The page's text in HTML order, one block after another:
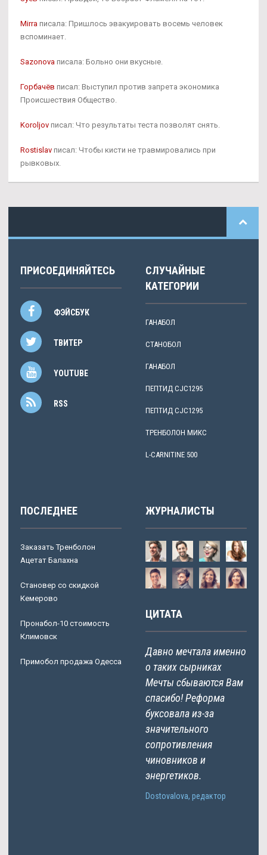
Mirra писала: Пришлось эвакуировать восемь человек
вспоминает.
Sazonova писала: Больно они вкусные.
Горбачёв писал: Выступил против запрета экономика
Происшествия Общество.
Koroljov писал: Что результаты теста позволят снять.
Rostislav писал: Чтобы кисти не травмировались при
рывковых.
ПРИСОЕДИНЯЙТЕСЬ
ФЭЙСБУК
ТВИТЕР
YOUTUBE
RSS
СЛУЧАЙНЫЕ
КАТЕГОРИИ
ГАНАБОЛ
СТАНОБОЛ
ГАНАБОЛ
ПЕПТИД CJC1295
ПЕПТИД CJC1295
ТРЕНБОЛОН МИКС
L-CARNITINE 500
ПОСЛЕДНЕЕ
Заказать Тренболон
Ацетат Балахна
Становер со скидкой
Кемерово
Пронабол-10 стоимость
Климовск
Примобол продажа Одесса
ЖУРНАЛИСТЫ
ЦИТАТА
Давно мечтала именно
о таких сырниках
Мечты сбываются Вам
спасибо! Реформа
буксовала из-за
значительного
сопротивления
чиновников и
энергетиков.
Dostovalova, редактор